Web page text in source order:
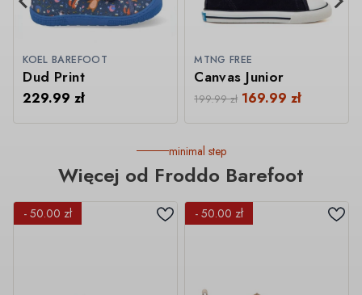
KOEL BAREFOOT
Dud Print
229.99zł
MTNG FREE
Canvas Junior
199.99zł 169.99zł
minimal step
Więcej od Froddo Barefoot
- 50.00 zł - 50.00 zł